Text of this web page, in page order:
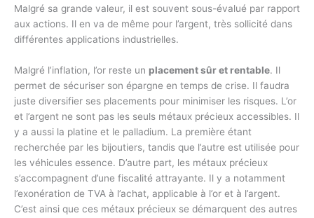
Malgré sa grande valeur, il est souvent sous-évalué par rapport
aux actions. Il en va de même pour l’argent, très sollicité dans
différentes applications industrielles.
Malgré l’inflation, l’or reste un placement sûr et rentable. Il
permet de sécuriser son épargne en temps de crise. Il faudra
juste diversifier ses placements pour minimiser les risques. L’or
et l’argent ne sont pas les seuls métaux précieux accessibles. Il
y a aussi la platine et le palladium. La première étant
recherchée par les bijoutiers, tandis que l’autre est utilisée pour
les véhicules essence. D’autre part, les métaux précieux
s’accompagnent d’une fiscalité attrayante. Il y a notamment
l’exonération de TVA à l’achat, applicable à l’or et à l’argent.
C’est ainsi que ces métaux précieux se démarquent des autres